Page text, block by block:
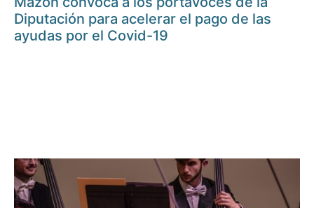
Diputación para acelerar el pago de las
ayudas por el Covid-19